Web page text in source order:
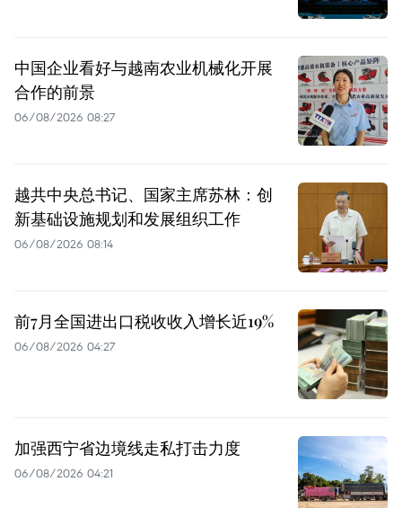
中国企业看好与越南农业机械化开展
合作的前景
06/08/2026 08:27
越共中央总书记、国家主席苏林：创
新基础设施规划和发展组织工作
06/08/2026 08:14
前7月全国进出口税收收入增长近19%
06/08/2026 04:27
加强西宁省边境线走私打击力度
06/08/2026 04:21